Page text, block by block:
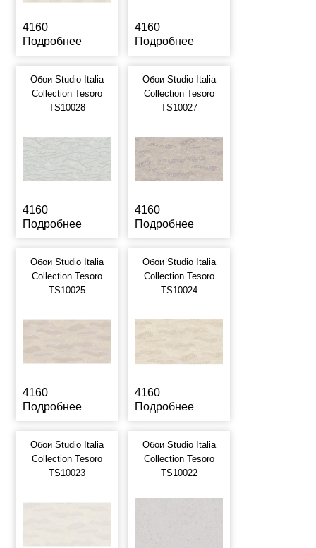
4160
Подробнее
4160
Подробнее
Обои Studio Italia
Collection Tesoro
TS10028
4160
Подробнее
Обои Studio Italia
Collection Tesoro
TS10027
4160
Подробнее
Обои Studio Italia
Collection Tesoro
TS10025
4160
Подробнее
Обои Studio Italia
Collection Tesoro
TS10024
4160
Подробнее
Обои Studio Italia
Collection Tesoro
TS10023
Обои Studio Italia
Collection Tesoro
TS10022